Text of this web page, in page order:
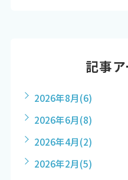
記事
2026年8月(6)
2026年6月(8)
2026年4月(2)
2026年2月(5)